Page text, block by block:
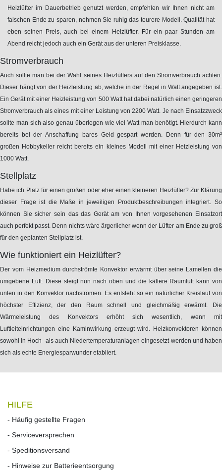
Heizlüfter im Dauerbetrieb genutzt werden, empfehlen wir Ihnen nicht am
falschen Ende zu sparen, nehmen Sie ruhig das teurere Modell. Qualität hat
eben seinen Preis, auch bei einem Heizlüfter. Für ein paar Stunden am
Abend reicht jedoch auch ein Gerät aus der unteren Preisklasse.
Stromverbrauch
Auch sollte man bei der Wahl seines Heizlüfters auf den Stromverbrauch achten.
Dieser hängt von der Heizleistung ab, welche in der Regel in Watt angegeben ist.
Ein Gerät mit einer Heizleistung von 500 Watt hat dabei natürlich einen geringeren
Stromverbrauch als eines mit einer Leistung von 2200 Watt. Je nach Einsatzzweck
sollte man sich also genau überlegen wie viel Watt man benötigt. Hierdurch kann
bereits bei der Anschaffung bares Geld gespart werden. Denn für den 30m²
großen Hobbykeller reicht bereits ein kleines Modell mit einer Heizleistung von
1000 Watt.
Stellplatz
Habe ich Platz für einen großen oder eher einen kleineren Heizlüfter? Zur Klärung
dieser Frage ist die Maße in jeweiligen Produktbeschreibungen integriert. So
können Sie sicher sein das das Gerät am von Ihnen vorgesehenen Einsatzort
auch perfekt passt. Denn nichts wäre ärgerlicher wenn der Lüfter am Ende zu groß
für den geplanten Stellplatz ist.
Wie funktioniert ein Heizlüfter?
Der vom Heizmedium durchströmte Konvektor erwärmt über seine Lamellen die
umgebene Luft. Diese steigt nun nach oben und die kältere Raumluft kann von
unten in den Konvektor nachströmen. Es entsteht so ein natürlicher Kreislauf von
höchster Effizienz, der den Raum schnell und gleichmäßig erwärmt. Die
Wärmeleistung des Konvektors erhöht sich wesentlich, wenn mit
Luftleiteinrichtungen eine Kaminwirkung erzeugt wird. Heizkonvektoren können
sowohl in Hoch- als auch Niedertemperaturanlagen eingesetzt werden und haben
sich als echte Energiesparwunder etabliert.
HILFE
- Häufig gestellte Fragen
- Serviceversprechen
- Speditionsversand
- Hinweise zur Batterieentsorgung